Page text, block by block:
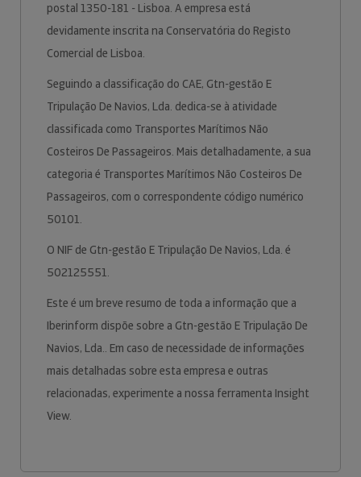
postal 1350-181 - Lisboa. A empresa está
devidamente inscrita na Conservatória do Registo
Comercial de Lisboa.
Seguindo a classificação do CAE, Gtn-gestão E
Tripulação De Navios, Lda. dedica-se à atividade
classificada como Transportes Marítimos Não
Costeiros De Passageiros. Mais detalhadamente, a sua
categoria é Transportes Marítimos Não Costeiros De
Passageiros, com o correspondente código numérico
50101.
O NIF de Gtn-gestão E Tripulação De Navios, Lda. é
502125551.
Este é um breve resumo de toda a informação que a
Iberinform dispõe sobre a Gtn-gestão E Tripulação De
Navios, Lda.. Em caso de necessidade de informações
mais detalhadas sobre esta empresa e outras
relacionadas, experimente a nossa ferramenta Insight
View.